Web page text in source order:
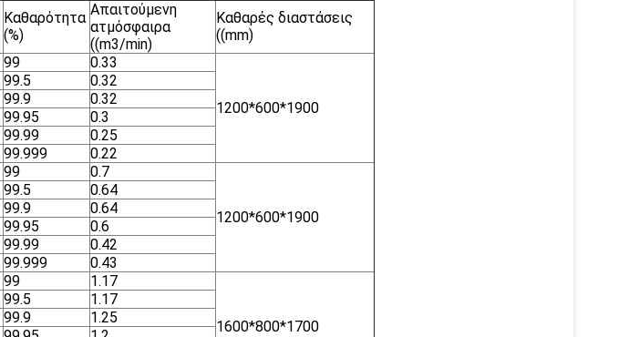
Καθαρότητα
(%)
Απαιτούμενη
ατμόσφαιρα
((m3/min)
Καθαρές διαστάσεις
((mm)
99 0.33
1200*600*1900
99.5
0.32
99.9
0.32
99.95
0.3
99.99
0.25
99.999 0.22
99 0.7
1200*600*1900
99.5
0.64
99.9
0.64
99.95
0.6
99.99
0.42
99.999 0.43
99 1.17
1600*800*1700
99.5
1.17
99.9
1.25